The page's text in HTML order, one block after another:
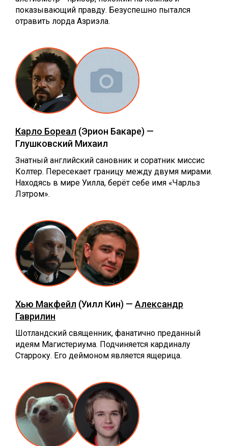
показывающий правду. Безуспешно пытался
отравить лорда Азриэла.
Карло Бореал (Эрион Бакаре) —
Глушковский Михаил
Знатный английский сановник и соратник миссис
Колтер. Пересекает границу между двумя мирами.
Находясь в мире Уилла, берёт себе имя «Чарльз
Лэтром».
Хью Макфейл (Уилл Кин) — Александр
Гаврилин
Шотландский священник, фанатично преданный
идеям Магистериума. Подчиняется кардиналу
Старроку. Его деймоном является ящерица.